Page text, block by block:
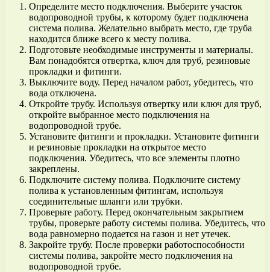
Определите место подключения. Выберите участок
водопроводной трубы, к которому будет подключена
система полива. Желательно выбрать место, где труба
находится ближе всего к месту полива.
Подготовьте необходимые инструменты и материалы.
Вам понадобятся отвертка, ключ для труб, резиновые
прокладки и фитинги.
Выключите воду. Перед началом работ, убедитесь, что
вода отключена.
Откройте трубу. Используя отвертку или ключ для труб,
откройте выбранное место подключения на
водопроводной трубе.
Установите фитинги и прокладки. Установите фитинги
и резиновые прокладки на открытое место
подключения. Убедитесь, что все элементы плотно
закреплены.
Подключите систему полива. Подключите систему
полива к установленным фитингам, используя
соединительные шланги или трубки.
Проверьте работу. Перед окончательным закрытием
трубы, проверьте работу системы полива. Убедитесь, что
вода равномерно подается на газон и нет утечек.
Закройте трубу. После проверки работоспособности
системы полива, закройте место подключения на
водопроводной трубе.